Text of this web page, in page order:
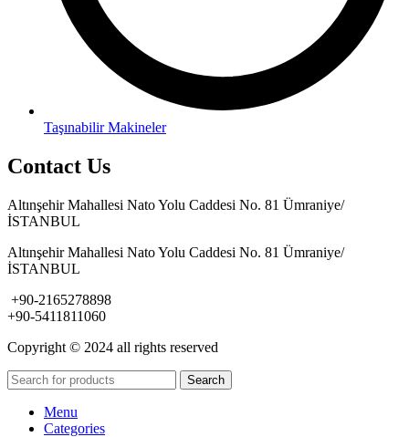
Taşınabilir Makineler
Contact Us
Altınşehir Mahallesi Nato Yolu Caddesi No. 81 Ümraniye/
İSTANBUL
Altınşehir Mahallesi Nato Yolu Caddesi No. 81 Ümraniye/
İSTANBUL
+90-2165278898
+90-5411811060
Copyright © 2024 all rights reserved
Search
Menu
Categories